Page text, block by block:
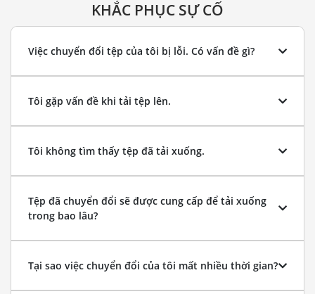
KHẮC PHỤC SỰ CỐ
Việc chuyển đổi tệp của tôi bị lỗi. Có vấn đề gì?
Tôi gặp vấn đề khi tải tệp lên.
Tôi không tìm thấy tệp đã tải xuống.
Tệp đã chuyển đổi sẽ được cung cấp để tải xuống
trong bao lâu?
Tại sao việc chuyển đổi của tôi mất nhiều thời gian?